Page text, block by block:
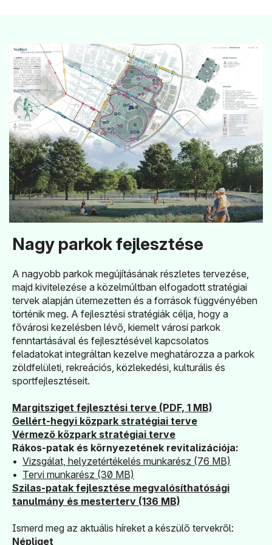
Nagy parkok fejlesztése
A nagyobb parkok megújításának részletes tervezése,
majd kivitelezése a közelmúltban elfogadott stratégiai
tervek alapján ütemezetten és a források függvényében
történik meg. A fejlesztési stratégiák célja, hogy a
fővárosi kezelésben lévő, kiemelt városi parkok
fenntartásával és fejlesztésével kapcsolatos
feladatokat integráltan kezelve meghatározza a parkok
zöldfelületi, rekreációs, közlekedési, kulturális és
sportfejlesztéseit.
(új ablakban nyílik meg)
Margitsziget fejlesztési terve (PDF, 1 MB)
(új ablakban nyílik meg)
Gellért-hegyi közpark stratégiai terve
(új ablakban nyílik meg)
Vérmező közpark stratégiai terve
Rákos-patak és környezetének revitalizációja:
• (új ablakban nyílik meg)
Vizsgálat, helyzetértékelés munkarész (76 MB)
• (új ablakban nyílik meg)
Tervi munkarész (30 MB)​
(új ablakban nyílik meg)
Szilas-patak fejlesztése megvalósíthatósági
tanulmány és mesterterv (136 MB)
Ismerd meg az aktuális híreket a készülő tervekről:
(új ablakban nyílik meg)
Népliget